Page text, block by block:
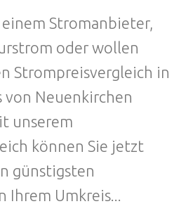
einem Stromanbieter,
oder wollen
Strompreisvergleich in
von Neuenkirchen
unserem
können Sie jetzt
günstigsten
Umkreis...